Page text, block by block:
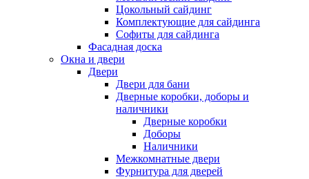
Цокольный сайдинг
Комплектующие для сайдинга
Софиты для сайдинга
Фасадная доска
Окна и двери
Двери
Двери для бани
Дверные коробки, доборы и
наличники
Дверные коробки
Доборы
Наличники
Межкомнатные двери
Фурнитура для дверей